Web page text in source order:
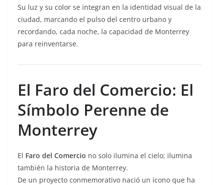
Su luz y su color se integran en la identidad visual de la
ciudad, marcando el pulso del centro urbano y
recordando, cada noche, la capacidad de Monterrey
para reinventarse.
El Faro del Comercio: El
Símbolo Perenne de
Monterrey
El Faro del Comercio no solo ilumina el cielo; ilumina
también la historia de Monterrey.
De un proyecto conmemorativo nació un ícono que ha